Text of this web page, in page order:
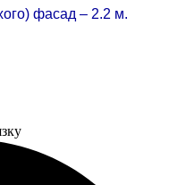
фасад – 2.2 м.